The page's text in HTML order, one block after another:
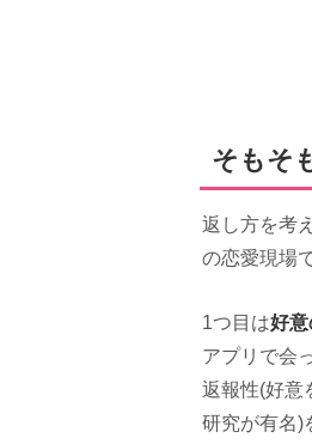
そもそ
返し方を考
の恋愛現場
1つ目は好
アプリで会
返報性(好意
研究が有名)